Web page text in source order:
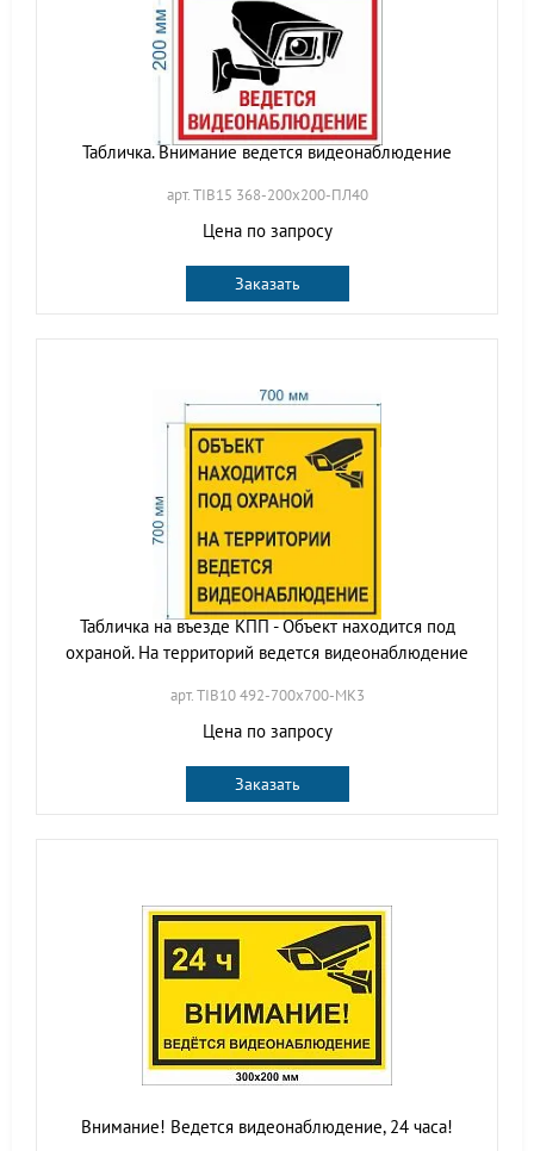
Табличка. Внимание ведется видеонаблюдение
арт. TIB15 368-200х200-ПЛ40
Цена по запросу
Заказать
Табличка на въезде КПП - Объект находится под
охраной. На территорий ведется видеонаблюдение
арт. TIB10 492-700х700-МК3
Цена по запросу
Заказать
Внимание! Ведется видеонаблюдение, 24 часа!